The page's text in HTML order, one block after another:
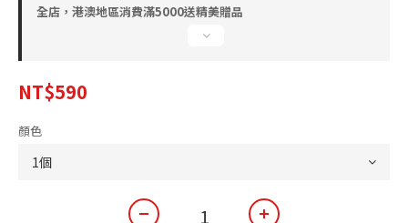
全店，港澳地區消費滿5000送精美贈品
NT$590
顏色